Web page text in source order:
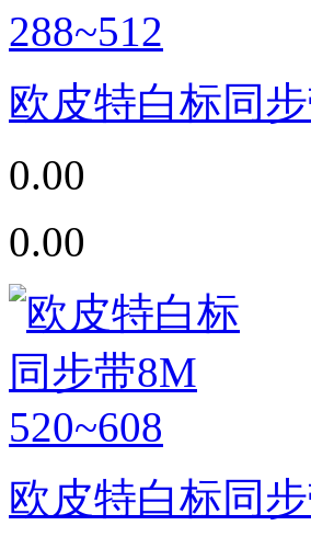
欧皮特白标同
0.00
0.00
欧皮特白标同